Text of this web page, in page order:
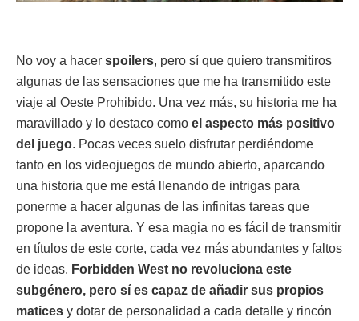
No voy a hacer spoilers, pero sí que quiero transmitiros
algunas de las sensaciones que me ha transmitido este
viaje al Oeste Prohibido. Una vez más, su historia me ha
maravillado y lo destaco como el aspecto más positivo
del juego. Pocas veces suelo disfrutar perdiéndome
tanto en los videojuegos de mundo abierto, aparcando
una historia que me está llenando de intrigas para
ponerme a hacer algunas de las infinitas tareas que
propone la aventura. Y esa magia no es fácil de transmitir
en títulos de este corte, cada vez más abundantes y faltos
de ideas. Forbidden West no revoluciona este
subgénero, pero sí es capaz de añadir sus propios
matices y dotar de personalidad a cada detalle y rincón